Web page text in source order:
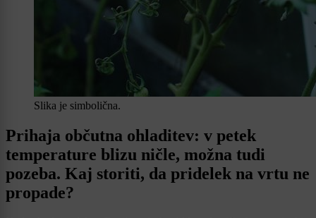
Slika je simbolična.
Prihaja občutna ohladitev: v petek
temperature blizu ničle, možna tudi
pozeba. Kaj storiti, da pridelek na vrtu ne
propade?